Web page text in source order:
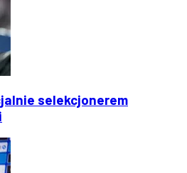
selekcjonerem